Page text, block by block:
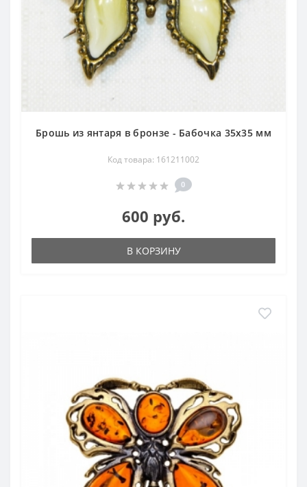
Брошь из янтаря в бронзе - Бабочка 35х35 мм
Код товара: 161211002
0
600 руб.
В КОРЗИНУ